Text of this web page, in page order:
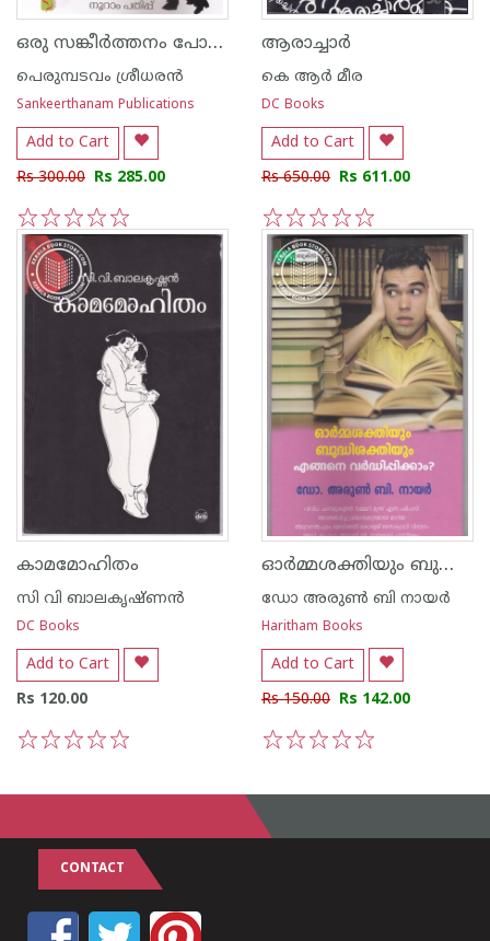
ഒരു സങ്കീര്‍ത്തനം പോലെ
പെരുമ്പടവം ശ്രീധര‌ന്‍
Sankeerthanam Publications
Add to Cart
Rs 300.00 Rs 285.00
5
4
3
2
1
ആരാച്ചാര്‍
കെ ആര്‍ മീര
DC Books
Add to Cart
Rs 650.00 Rs 611.00
5
4
3
2
1
കാമമോഹിതം
സി വി ബാലകൃഷ്‌ണന്‍
DC Books
Add to Cart
Rs 120.00
ഓര്‍മ്മശക്തിയും ബുദ്ധിശക്തിയും എങ്ങെനെ വര്‍ദ്ധിപ്പിക്കാം
ഡോ അരുണ്‍ ബി നായര്‍
Haritham Books
Add to Cart
Rs 150.00 Rs 142.00
CONTACT